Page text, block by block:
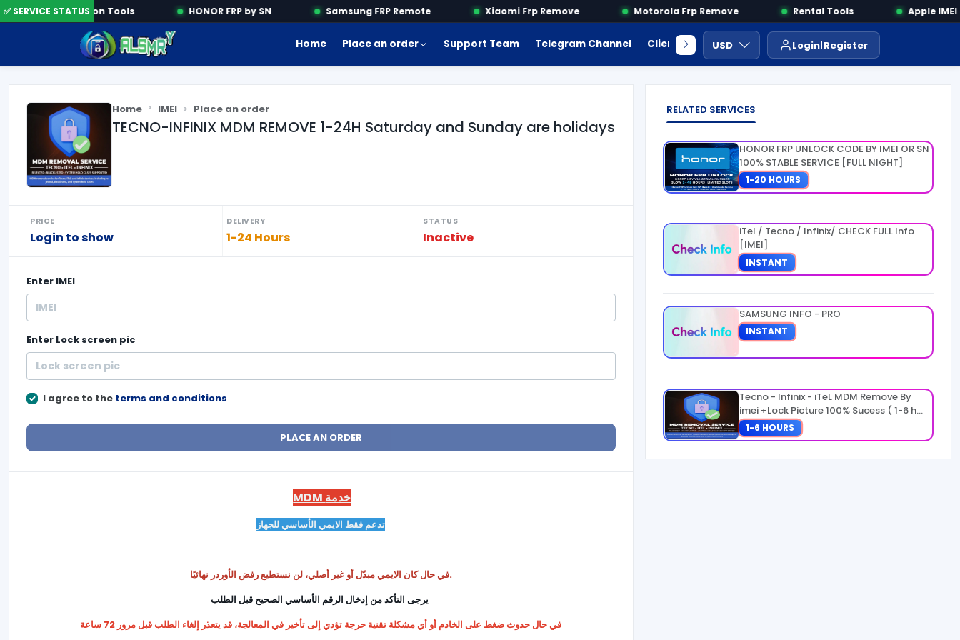
✅ SERVICE STATUS
Activation Tools HONOR FRP by SN Samsung FRP Remote Xiaomi Frp Remove Motorola Frp Remove Rental Tools Apple IMEI
Home Place an order Support Team Telegram Channel Client Area Payment ايجار ادوات USD Login Register
Home IMEI Place an order
TECNO-INFINIX MDM REMOVE 1-24H Saturday and Sunday are holidays
PRICE
Login to show
DELIVERY
1-24 Hours
STATUS
Inactive
Enter IMEI
Enter Lock screen pic
I agree to the terms and conditions
PLACE AN ORDER
MDM خدمة
تدعم فقط الايمي الأساسي للجهاز
في حال كان الايمي مبدّل أو غير أصلي، لن نستطيع رفض الأوردر نهائيًا.
في حال حدوث ضغط على الخادم أو أي مشكلة تقنية حرجة تؤدي إلى تأخير في المعالجة، قد يتعذر إلغاء الطلب قبل مرور 72 ساعة
RELATED SERVICES
HONOR FRP UNLOCK CODE BY IMEI OR SN
100% STABLE SERVICE [FULL NIGHT]
1-20 HOURS
iTel / Tecno / Infinix/ CHECK FULL Info
[IMEI]
INSTANT
SAMSUNG INFO - PRO
INSTANT
Tecno - Infinix - iTeL MDM Remove By
imei +Lock Picture 100% Sucess ( 1-6 h
Max 8 H ) FAST (Source #1)
1-6 HOURS